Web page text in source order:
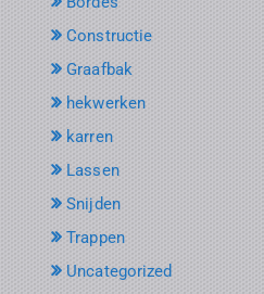
Constructie
Graafbak
hekwerken
karren
Lassen
Snijden
Trappen
Uncategorized